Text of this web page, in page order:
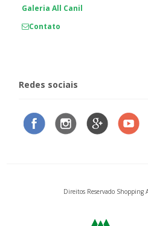
Galeria All Canil
Contato
Redes sociais
Direitos Reservado Shopping